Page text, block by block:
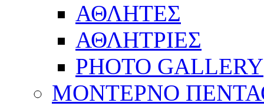
ΑΘΛΗΤΕΣ
ΑΘΛΗΤΡΙΕΣ
PHOTO GALLERY
ΜΟΝΤΕΡΝΟ